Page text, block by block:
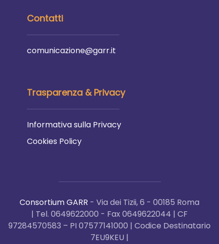
Contatti
comunicazione@garr.it
Trasparenza & Privacy
Informativa sulla Privacy
Cookies Policy
Consortium GARR - Via dei Tizii, 6 - 00185 Roma
| Tel. 0649622000 - Fax 0649622044 | CF
97284570583 – PI 07577141000 | Codice Destinatario
7EU9KEU |